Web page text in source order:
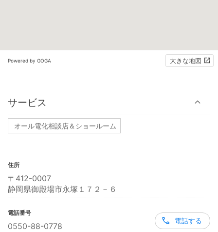
Powered by GOGA 大きな地図
サービス
オール電化相談店＆ショールーム
住所
〒412-0007
静岡県御殿場市永塚１７２－６
電話番号
0550-88-0778
電話する